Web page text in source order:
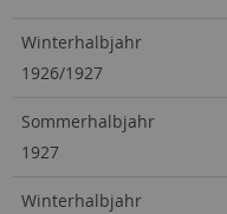
Winterhalbjahr
1926/1927
Sommerhalbjahr
1927
Winterhalbjahr